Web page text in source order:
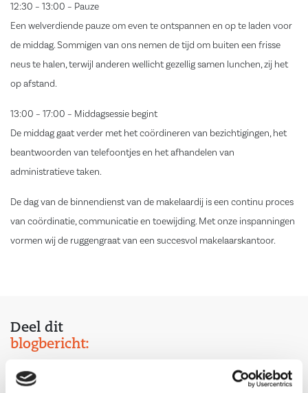
12:30 – 13:00 – Pauze
Een welverdiende pauze om even te ontspannen en op te laden voor
de middag. Sommigen van ons nemen de tijd om buiten een frisse
neus te halen, terwijl anderen wellicht gezellig samen lunchen, zij het
op afstand.
13:00 – 17:00 – Middagsessie begint
De middag gaat verder met het coördineren van bezichtigingen, het
beantwoorden van telefoontjes en het afhandelen van
administratieve taken.
De dag van de binnendienst van de makelaardij is een continu proces
van coördinatie, communicatie en toewijding. Met onze inspanningen
vormen wij de ruggengraat van een succesvol makelaarskantoor.
Deel dit
blogbericht: